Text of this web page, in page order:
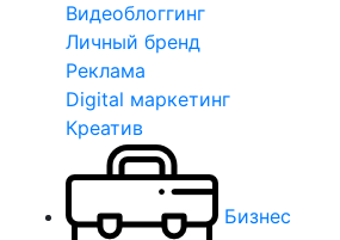
Видеоблоггинг
Личный бренд
Реклама
Digital маркетинг
Креатив
Бизнес